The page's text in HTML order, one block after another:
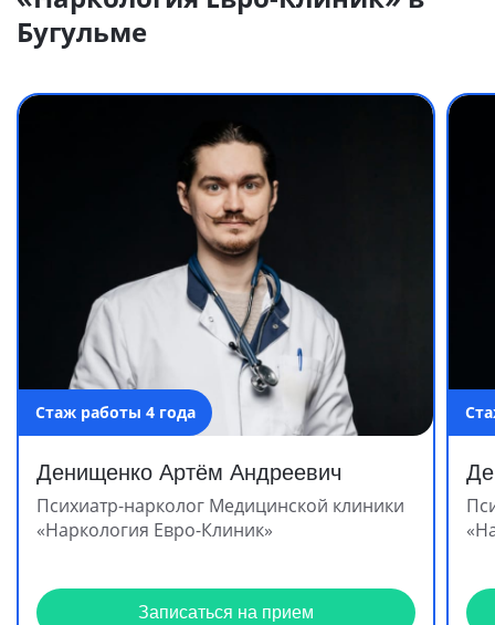
Бугульме
Стаж работы 4 года
Денищенко Артём Андреевич
Психиатр-нарколог Медицинской клиники
«Наркология Евро-Клиник»
Записаться на прием